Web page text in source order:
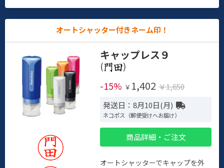
オートシャッター付きネーム印！
キャップレス９
(
)
-15% ￥ 1,402 ￥1,650
発送日：8月10日(月)
ネコポス（郵便受けへお届け）
商品詳細・ご注文
オートシャッターでキャップを外